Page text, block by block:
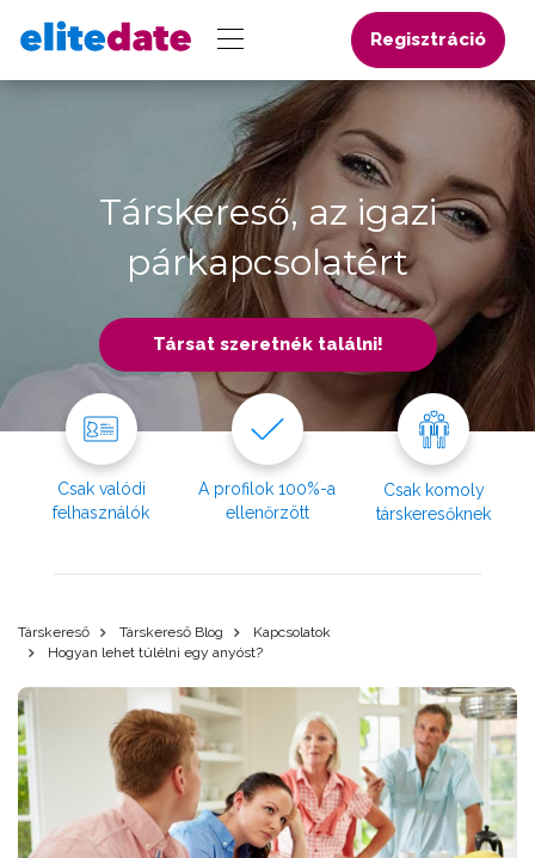
Regisztráció
Társkereső, az igazi
párkapcsolatért
Társat szeretnék találni!
Csak valódi
felhasználók
A profilok 100%-a
ellenőrzött
Csak komoly
társkeresőknek
Társkereső Társkereső Blog
Kapcsolatok
Hogyan lehet túlélni egy anyóst?